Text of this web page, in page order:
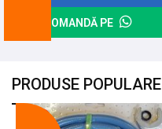
COMANDĂ PE
PRODUSE POPULARE